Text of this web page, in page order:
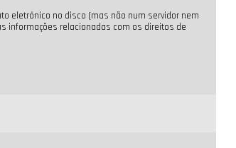
eletrónico no disco (mas não num servidor nem
informações relacionadas com os direitos de